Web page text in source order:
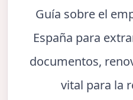
Guía sobre el
España para
documentos,
vital para la